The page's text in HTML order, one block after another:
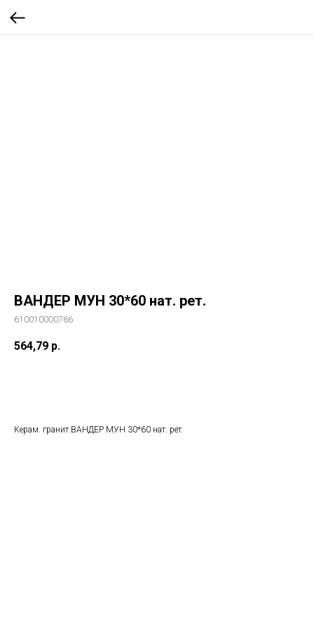
ВАНДЕР МУН 30*60 нат. рет.
610010000766
564,79 р.
Керам. гранит ВАНДЕР МУН 30*60 нат. рет.